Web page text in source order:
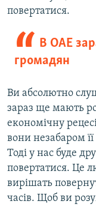
повертатися.
В ОАЕ
громадян
Ви абсолютно
зараз ще мають
економічну
вони незабаром
Тоді у нас буде
повертатися. Це
вирішать
часів. Щоб ви